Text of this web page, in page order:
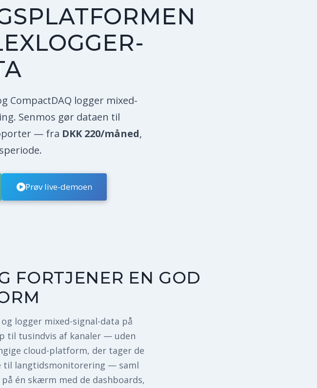
CompactDAQ logger mixed-
Senmos gør dataen til
— fra DKK 220/måned,
Prøv live-demoen
FORTJENER EN GOD
logger mixed-signal-data på
til tusindvis af kanaler — uden
cloud-platform, der tager de
til langtidsmonitorering — saml
én skærm med de dashboards,